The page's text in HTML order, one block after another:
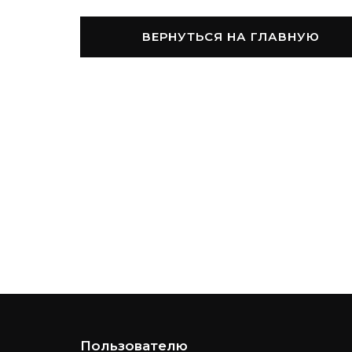
ВЕРНУТЬСЯ НА ГЛАВНУЮ
Пользователю